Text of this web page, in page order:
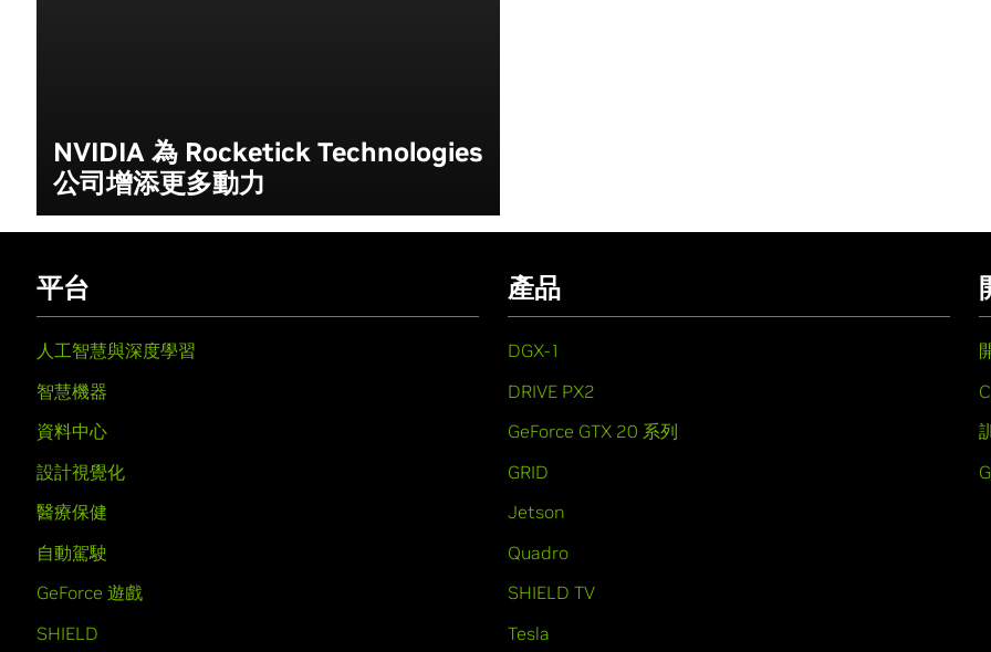
NVIDIA 為 Rocketick Technologies
公司增添更多動力
平台
人工智慧與深度學習
智慧機器
資料中心
設計視覺化
醫療保健
自動駕駛
GeForce 遊戲
SHIELD
產品
DGX-1
DRIVE PX2
GeForce GTX 20 系列
GRID
Jetson
Quadro
SHIELD TV
Tesla